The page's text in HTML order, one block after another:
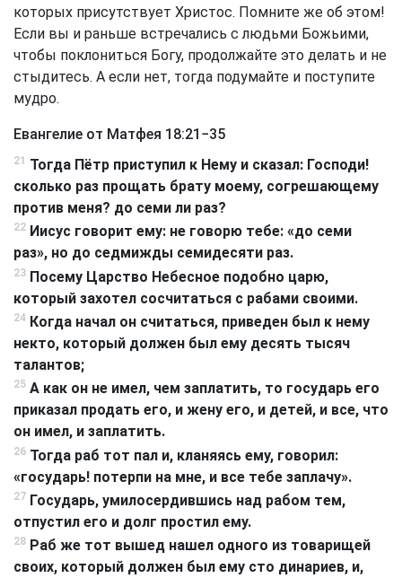
которых присутствует Христос. Помните же об этом!
Если вы и раньше встречались с людьми Божьими,
чтобы поклониться Богу, продолжайте это делать и не
стыдитесь. А если нет, тогда подумайте и поступите
мудро.
Евангелие от Матфея 18:21−35
21 Тогда Пётр приступил к Нему и сказал: Господи!
сколько раз прощать брату моему, согрешающему
против меня? до семи ли раз?
22 Иисус говорит ему: не говорю тебе: «до семи
раз», но до седмижды семидесяти раз.
23 Посему Царство Небесное подобно царю,
который захотел сосчитаться с рабами своими.
24 Когда начал он считаться, приведен был к нему
некто, который должен был ему десять тысяч
талантов;
25 А как он не имел, чем заплатить, то государь его
приказал продать его, и жену его, и детей, и все, что
он имел, и заплатить.
26 Тогда раб тот пал и, кланяясь ему, говорил:
«государь! потерпи на мне, и все тебе заплачу».
27 Государь, умилосердившись над рабом тем,
отпустил его и долг простил ему.
28 Раб же тот вышед нашел одного из товарищей
своих, который должен был ему сто динариев, и,